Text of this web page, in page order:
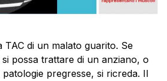
TAC di un malato guarito. Se
possa trattare di un anziano, o
pregresse, si ricreda. Il